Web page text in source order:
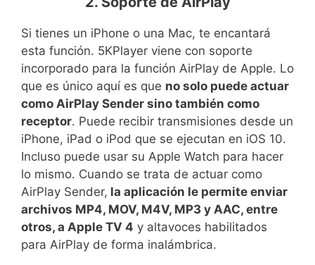
Si tienes un iPhone o una Mac, te encantará
esta función. 5KPlayer viene con soporte
incorporado para la función AirPlay de Apple. Lo
que es único aquí es que no solo puede actuar
como AirPlay Sender sino también como
receptor. Puede recibir transmisiones desde un
iPhone, iPad o iPod que se ejecutan en iOS 10.
Incluso puede usar su Apple Watch para hacer
lo mismo. Cuando se trata de actuar como
AirPlay Sender, la aplicación le permite enviar
archivos MP4, MOV, M4V, MP3 y AAC, entre
otros, a Apple TV 4 y altavoces habilitados
para AirPlay de forma inalámbrica.